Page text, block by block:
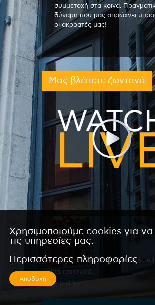
συμμετοχή στα κοινά.
δύναμη που μας σπρώχνει
οι ακροατές μας!
Μας βλέπετε ζωντανά
Copyright © 2026 by Kanali 6. All
rights reserved.
CReated by CReatures.
Χρησιμοποιούμε cookies για
τις υπηρεσίες μας.
Περισσότερες πληροφορίες
Αποδοχή